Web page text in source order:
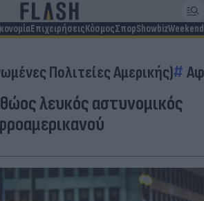
ΕπιχειρήσειςΚόσμοςΣπορShowbizWeekend
Πολιτείες Αμερικής)
λευκός αστυνομικός